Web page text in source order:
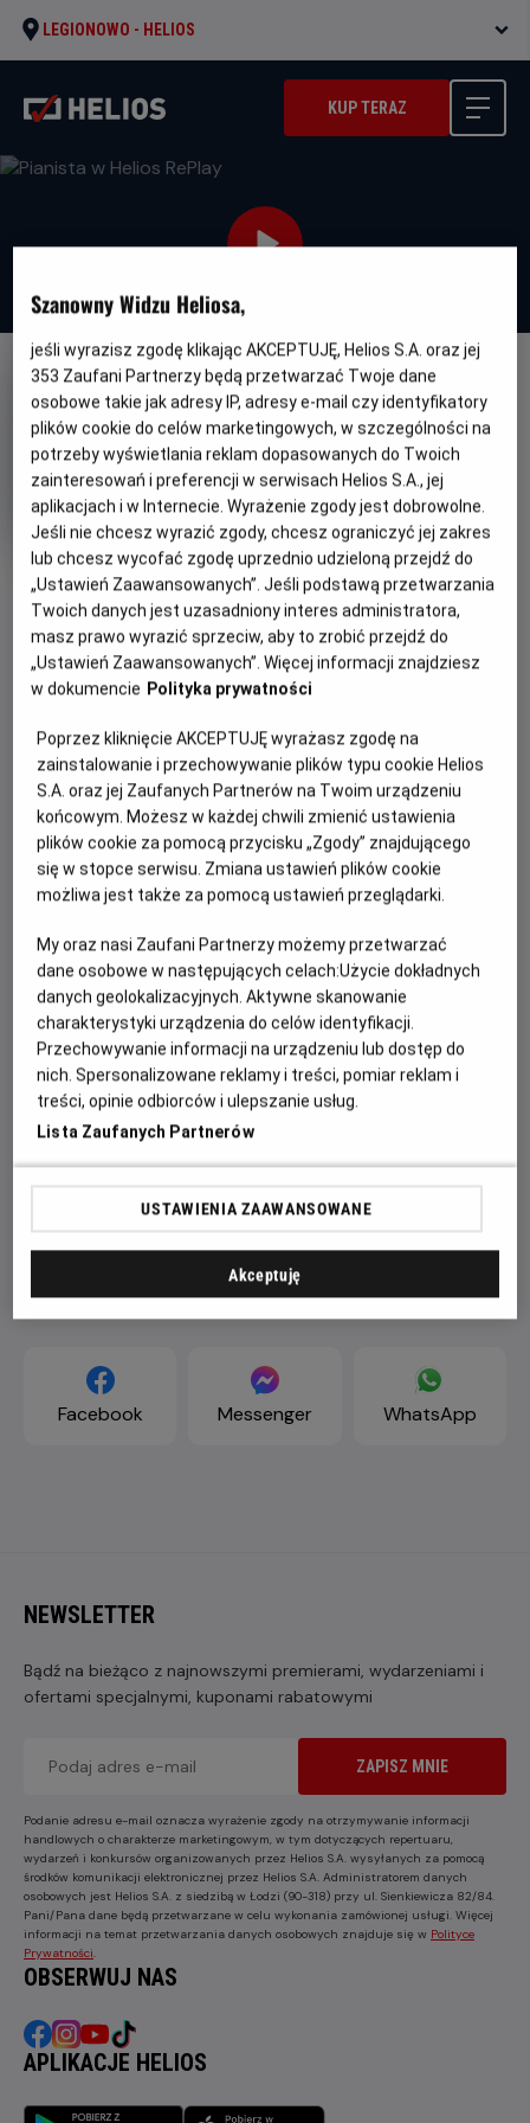
LEGIONOWO - HELIOS
KUP TERAZ
OBSERWUJ
Pianista w Helios RePlay
Oryginalny
tytuł
The Pianist (re-release) Gatunek
Dramat /
Biograficzny
Minimalny
wiek
Od 15 lat
Czas
trwania
159 min
REŻYSERIA
Roman Polański
SCENARIUSZ
Ronald Harwood
OBSADA
Thomas Kretschmann, Adrien Brody, Frank Finlay
WIĘCEJ SZCZEGÓŁÓW
OPIS WYDARZENIA
W 1939 roku Szpilman jest cenionym pianistą i
kompozytorem, który mieszka wraz z rodziną w Warszawie.
Kiedy do stolicy wkraczają naziści, życie żydowskiego
muzyka zamienia się w koszmar: traci kolejne prawa, trafia
do getta, obserwuje dwa powstania i próbuje przetrwać w
zniszczonym mieście. Pomaga mu przypadek, łut
ZAPROŚ ZNAJOMYCH
Facebook Messenger WhatsApp
NEWSLETTER
Bądź na bieżąco z najnowszymi premierami, wydarzeniami i
ofertami specjalnymi, kuponami rabatowymi
ZAPISZ MNIE
Podanie adresu e-mail oznacza wyrażenie zgody na otrzymywanie informacji
handlowych o charakterze marketingowym, w tym dotyczących repertuaru,
wydarzeń i konkursów organizowanych przez Helios S.A. wysyłanych za pomocą
środków komunikacji elektronicznej przez Helios S.A. Administratorem danych
osobowych jest Helios S.A. z siedzibą w Łodzi (90-318) przy ul. Sienkiewicza 82/84.
Pani/Pana dane będą przetwarzane w celu wykonania zamówionej usługi. Więcej
informacji na temat przetwarzania danych osobowych znajduje się w Polityce
Prywatności
OBSERWUJ NAS
APLIKACJE HELIOS
Szanowny Widzu Heliosa,
jeśli wyrazisz zgodę klikając AKCEPTUJĘ, Helios S.A. oraz jej
353 Zaufani Partnerzy będą przetwarzać Twoje dane
osobowe takie jak adresy IP, adresy e-mail czy identyfikatory
plików cookie do celów marketingowych, w szczególności na
potrzeby wyświetlania reklam dopasowanych do Twoich
zainteresowań i preferencji w serwisach Helios S.A., jej
aplikacjach i w Internecie. Wyrażenie zgody jest dobrowolne.
Jeśli nie chcesz wyrazić zgody, chcesz ograniczyć jej zakres
lub chcesz wycofać zgodę uprzednio udzieloną przejdź do
„Ustawień Zaawansowanych”. Jeśli podstawą przetwarzania
Twoich danych jest uzasadniony interes administratora,
masz prawo wyrazić sprzeciw, aby to zrobić przejdź do
„Ustawień Zaawansowanych”. Więcej informacji znajdziesz
w dokumencie Polityka prywatności
Poprzez kliknięcie AKCEPTUJĘ wyrażasz zgodę na
zainstalowanie i przechowywanie plików typu cookie Helios
S.A. oraz jej Zaufanych Partnerów na Twoim urządzeniu
końcowym. Możesz w każdej chwili zmienić ustawienia
plików cookie za pomocą przycisku „Zgody” znajdującego
się w stopce serwisu. Zmiana ustawień plików cookie
możliwa jest także za pomocą ustawień przeglądarki.
My oraz nasi Zaufani Partnerzy możemy przetwarzać
dane osobowe w następujących celach:Użycie dokładnych
danych geolokalizacyjnych. Aktywne skanowanie
charakterystyki urządzenia do celów identyfikacji.
Przechowywanie informacji na urządzeniu lub dostęp do
nich. Spersonalizowane reklamy i treści, pomiar reklam i
treści, opinie odbiorców i ulepszanie usług.
Lista Zaufanych Partnerów
USTAWIENIA ZAAWANSOWANE
Akceptuję